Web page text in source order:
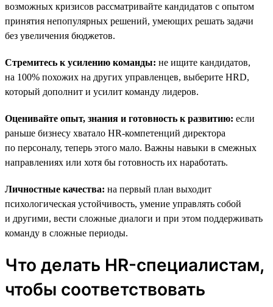
возможных кризисов рассматривайте кандидатов с опытом
принятия непопулярных решений, умеющих решать задачи
без увеличения бюджетов.
Стремитесь к усилению команды: не ищите кандидатов,
на 100% похожих на других управленцев, выберите HRD,
который дополнит и усилит команду лидеров.
Оценивайте опыт, знания и готовность к развитию: если
раньше бизнесу хватало HR-компетенций директора
по персоналу, теперь этого мало. Важны навыки в смежных
направлениях или хотя бы готовность их наработать.
Личностные качества: на первый план выходит
психологическая устойчивость, умение управлять собой
и другими, вести сложные диалоги и при этом поддерживать
команду в сложные периоды.
Что делать HR-специалистам,
чтобы соответствовать